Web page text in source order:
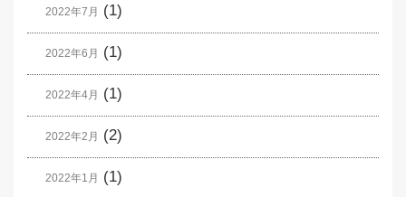
2022年7月 (1)
2022年6月 (1)
2022年4月 (1)
2022年2月 (2)
2022年1月 (1)